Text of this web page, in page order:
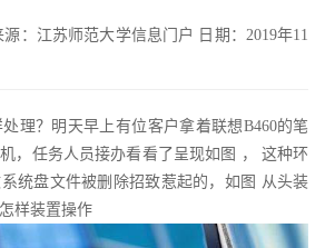
：江苏师范大学信息门户 日期：2019年11
处理？明天早上有位客户拿着联想B460的笔
，任务人员接办看看了呈现如图 ， 这种环
统盘文件被删除招致惹起的，如图 从头装
样装置操作